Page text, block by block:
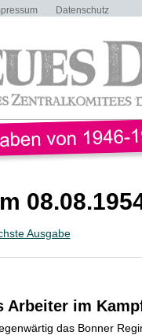
Datenschutz
Ausgabe
Arbeiter im
das Bonner